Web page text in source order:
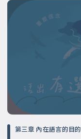
第三章 內在語言的目的